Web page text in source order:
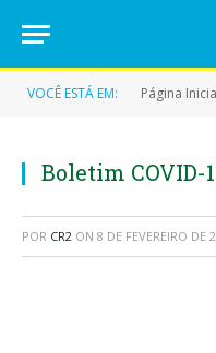
VOCÊ ESTÁ EM: Página
Boletim COVID-
POR CR2 ON 8 DE FEVEREIRO DE